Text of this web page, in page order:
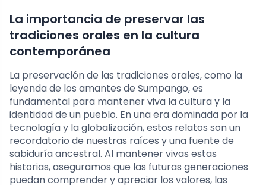
La importancia de preservar las
tradiciones orales en la cultura
contemporánea
La preservación de las tradiciones orales, como la
leyenda de los amantes de Sumpango, es
fundamental para mantener viva la cultura y la
identidad de un pueblo. En una era dominada por la
tecnología y la globalización, estos relatos son un
recordatorio de nuestras raíces y una fuente de
sabiduría ancestral. Al mantener vivas estas
historias, aseguramos que las futuras generaciones
puedan comprender y apreciar los valores, las